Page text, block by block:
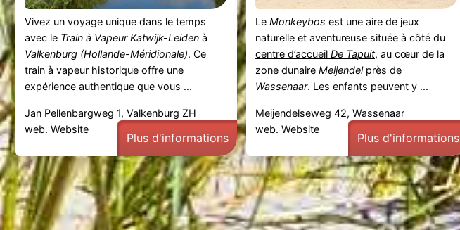
Vivez un voyage unique dans le temps
avec le Train à Vapeur Katwijk-Leidenà
Valkenburg (Hollande-Méridionale). Ce
train à vapeur historique offre une
expérience authentique que vous ...
Jan Pellenbargweg 1, Valkenburg ZH
web. Website
Plus d'informations
Le Monkeybos est une aire de jeux
naturelle et aventureuse située à côté du
centre d’accueil De Tapuit, au cœur de la
zone dunaire Meijendelprès de
Wassenaar. Les enfants peuvent y ...
Meijendelseweg 42, Wassenaar
web. Website
Plus d'informations